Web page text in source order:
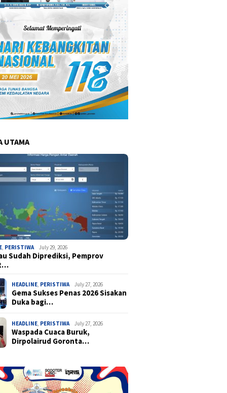
UTAMA
, PERISTIWA July 29, 2026
Sudah Diprediksi, Pemprov
HEADLINE, PERISTIWA July 27, 2026
Gema Sukses Penas 2026 Sisakan
Duka bagi…
HEADLINE, PERISTIWA July 27, 2026
Waspada Cuaca Buruk,
Dirpolairud Goronta…